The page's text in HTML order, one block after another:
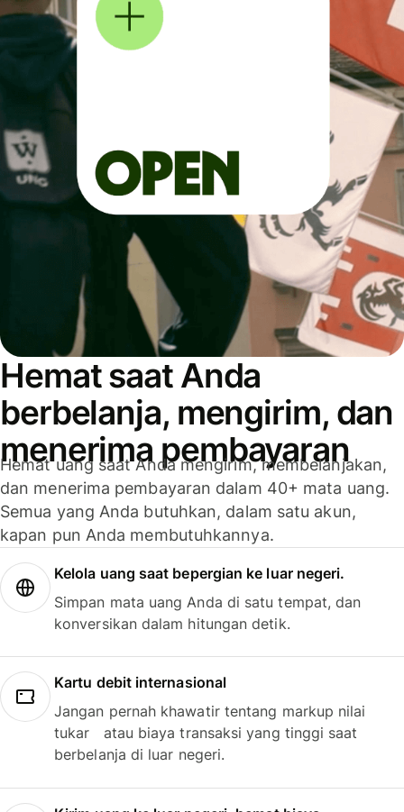
Hemat saat Anda
berbelanja, mengirim, dan
menerima pembayaran
Hemat uang saat Anda mengirim, membelanjakan,
dan menerima pembayaran dalam 40+ mata uang.
Semua yang Anda butuhkan, dalam satu akun,
kapan pun Anda membutuhkannya.
Kelola uang saat bepergian ke luar negeri.
Simpan mata uang Anda di satu tempat, dan
konversikan dalam hitungan detik.
Kartu debit internasional
Jangan pernah khawatir tentang markup nilai
tukar atau biaya transaksi yang tinggi saat
berbelanja di luar negeri.